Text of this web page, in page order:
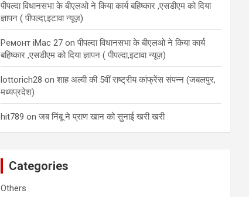
पीपल्दा विधानसभा के बीएलओ ने किया कार्य बहिष्कार ,एसडीएम को दिया
ज्ञापन ( पीपल्दा,इटावा न्यूज़)
Ремонт iMac 27 onपीपल्दा विधानसभा के बीएलओ ने किया कार्य
बहिष्कार ,एसडीएम को दिया ज्ञापन ( पीपल्दा,इटावा न्यूज़)
lottorich28 onशाह अल्वी की 5वीं राष्ट्रीय कांफ्रेंस संपन्न (जबलपुर,
मध्यप्रदेश)
hit789 onजब निंबू ने प्राण खान को सुनाई खरी खरी
Categories
Others